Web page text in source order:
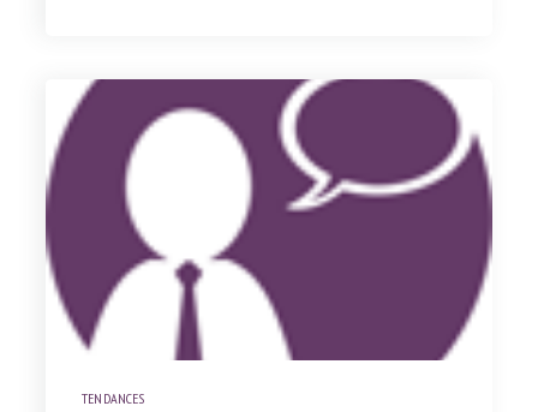
TENDANCES